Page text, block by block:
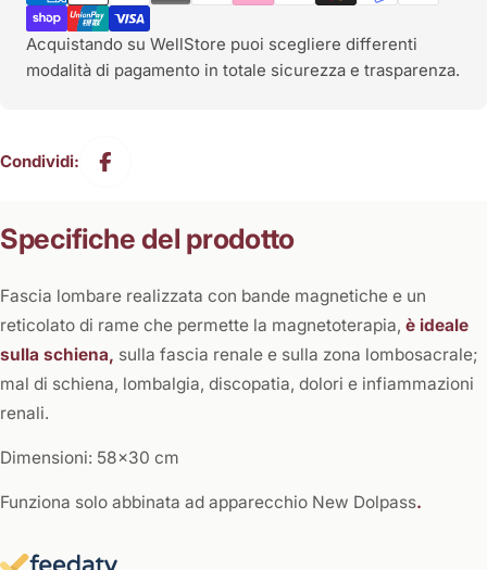
pagamento
Acquistando su WellStore puoi scegliere differenti
modalità di pagamento in totale sicurezza e trasparenza.
Condividi:
Specifiche del prodotto
Fascia lombare realizzata con bande magnetiche e un
reticolato di rame che permette la magnetoterapia, è ideale
sulla schiena, sulla fascia renale e sulla zona lombosacrale;
mal di schiena, lombalgia, discopatia, dolori e infiammazioni
renali.
Dimensioni: 58x30 cm
Funziona solo abbinata ad apparecchio New Dolpass.